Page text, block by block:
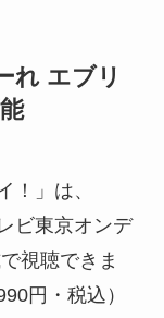
れ エブリ
！」は、
ビ東京オンデ
視聴できま
円・税込）